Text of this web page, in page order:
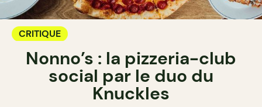
CRITIQUE
Nonno’s : la pizzeria-club
social par le duo du
Knuckles